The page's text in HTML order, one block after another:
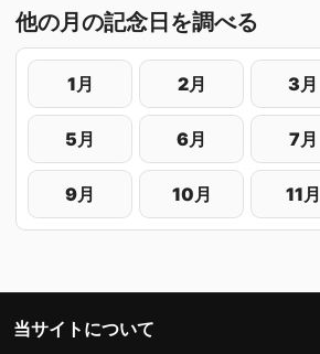
他の月の記念日を調べる
1月 2月 3月
5月 6月 7月
9月 10月 11月
当サイトについて